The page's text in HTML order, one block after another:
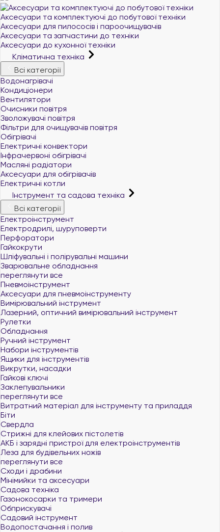
Аксесуари та комплектуючі до побутової техніки
Аксесуари для пилососів і пароочищувачів
Аксесуари та запчастини до техніки
Аксесуари до кухонної техніки
Кліматична техніка
Всі категорії
Водонагрівачі
Кондиціонери
Вентилятори
Очисники повітря
Зволожувачі повітря
Фільтри для очищувачів повітря
Обігрівачі
Електричні конвектори
Інфрачервоні обігрівачі
Масляні радіатори
Аксесуари для обігрівачів
Електричні котли
Інструмент та садова техніка
Всі категорії
Електроінструмент
Електродрилі, шуруповерти
Перфоратори
Гайкокрути
Шліфувальні і полірувальні машини
Зварювальне обладнання
переглянути все
Пневмоінструмент
Аксесуари для пневмоінструменту
Вимірювальний інструмент
Лазерний, оптичний вимірювальний інструмент
Рулетки
Обладнання
Ручний інструмент
Набори інструментів
Ящики для інструментів
Викрутки, насадки
Гайкові ключі
Заклепувальники
переглянути все
Витратний матеріал для інструменту та приладдя
Біти
Свердла
Стрижні для клейових пістолетів
АКБ і зарядні пристрої для електроінструментів
Леза для будівельних ножів
переглянути все
Сходи і драбини
Мінімийки та аксесуари
Садова техніка
Газонокосарки та тримери
Обприскувачі
Садовий інструмент
Водопостачання і полив